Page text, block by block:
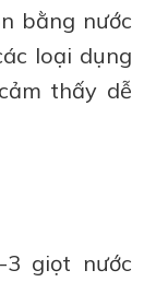
bằng nước
loại dụng
thấy dễ
giọt nước